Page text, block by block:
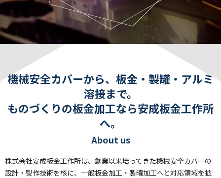
機械安全カバーから、板金・製罐・アルミ
溶接まで。
ものづくりの板金加工なら安成板金工作所
へ。
About us
株式会社安成板金工作所は、創業以来培ってきた機械安全カバーの
設計・製作技術を核に、一般板金加工・製罐加工へと対応領域を拡